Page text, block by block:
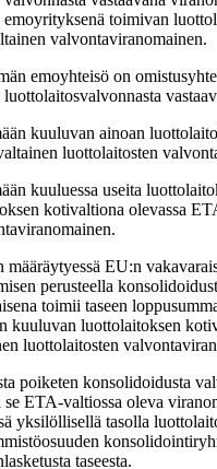
toimivan
valvontaviranomainen.
emoyhteisö on
kuuluvan ainoan
luottolaitosten
kuuluessa useita
kotivaltiona olevassa
EU:n
perusteella
toimii taseen
kuuluvan luottolaitoksen
luottolaitosten
poiketen konsolidoidusta
ETA-valtiossa oleva
yksilöllisellä tasolla
taseesta.